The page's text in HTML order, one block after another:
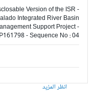
Disclosable Version of the ISR -
Salado Integrated River Basin
Management Support Project -
P161798 - Sequence No : 04
انظر المزيد